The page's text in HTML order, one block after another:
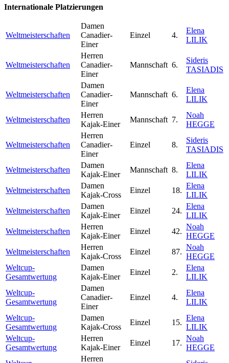
Internationale Platzierungen
Weltmeisterschaften
Damen
Canadier-
Einer
Einzel 4.
Elena
LILIK
Weltmeisterschaften
Herren
Canadier-
Einer
Mannschaft 6.
Sideris
TASIADIS
Weltmeisterschaften
Damen
Canadier-
Einer
Mannschaft 6.
Elena
LILIK
Weltmeisterschaften
Herren
Kajak-Einer
Mannschaft 7.
Noah
HEGGE
Weltmeisterschaften
Herren
Canadier-
Einer
Einzel 8.
Sideris
TASIADIS
Weltmeisterschaften
Damen
Kajak-Einer
Mannschaft 8.
Elena
LILIK
Weltmeisterschaften
Damen
Kajak-Cross
Einzel 18.
Elena
LILIK
Weltmeisterschaften
Damen
Kajak-Einer
Einzel 24.
Elena
LILIK
Weltmeisterschaften
Herren
Kajak-Einer
Einzel 42.
Noah
HEGGE
Weltmeisterschaften
Herren
Kajak-Cross
Einzel 87.
Noah
HEGGE
Weltcup-
Gesamtwertung
Damen
Kajak-Einer
Einzel 2.
Elena
LILIK
Weltcup-
Gesamtwertung
Damen
Canadier-
Einer
Einzel 4.
Elena
LILIK
Weltcup-
Gesamtwertung
Damen
Kajak-Cross
Einzel 15.
Elena
LILIK
Weltcup-
Gesamtwertung
Herren
Kajak-Einer
Einzel 17.
Noah
HEGGE
Herren